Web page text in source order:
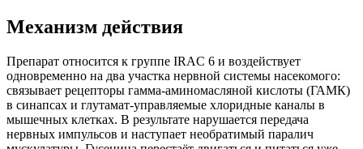
Механизм действия
Препарат относится к группе IRAC 6 и воздействует
одновременно на два участка нервной системы насекомого:
связывает рецепторы гамма-аминомасляной кислоты (ГАМК)
в синапсах и глутамат-управляемые хлоридные каналы в
мышечных клетках. В результате нарушается передача
нервных импульсов и наступает необратимый паралич